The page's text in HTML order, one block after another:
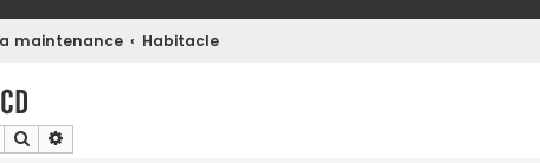
maintenance Habitacle
Rechercher